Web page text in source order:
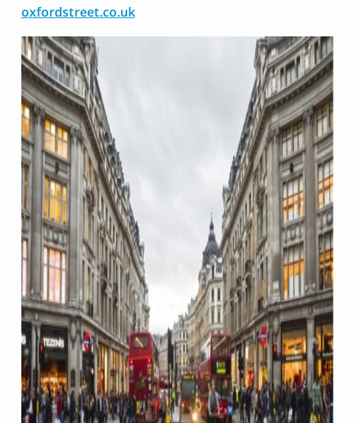
oxfordstreet.co.uk